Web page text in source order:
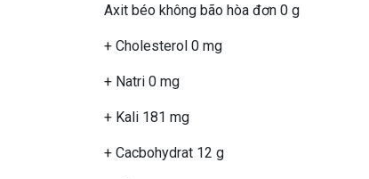
Axit béo không bão hòa đơn 0 g
+ Cholesterol 0 mg
+ Natri 0 mg
+ Kali 181 mg
+ Cacbohydrat 12 g